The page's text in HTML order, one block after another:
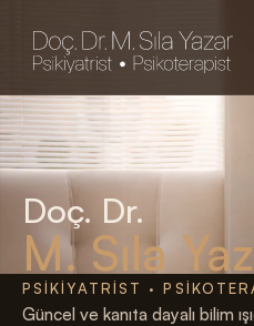
Doç. Dr.
M. Sıla
PSIKIYATRIST ·
Güncel ve kanıta dayalı bilim